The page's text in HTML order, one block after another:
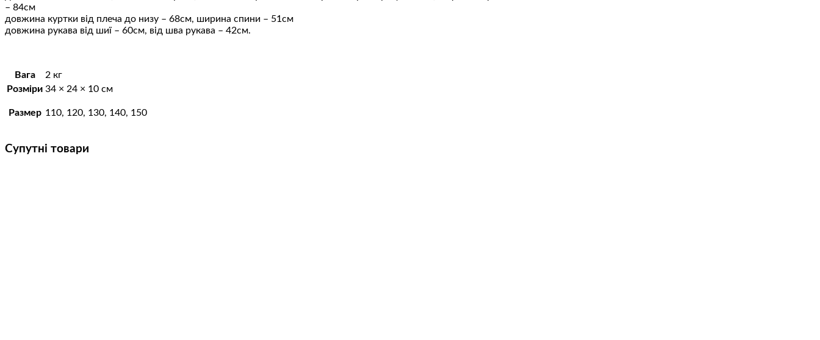
– 84см
довжина куртки від плеча до низу – 68см, ширина спини – 51см
довжина рукава від шиї – 60см, від шва рукава – 42см.
Вага
2 кг
Розміри 34 × 24 × 10 см
Размер 110, 120, 130, 140, 150
Супутні товари